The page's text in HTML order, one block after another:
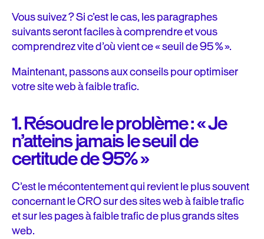
Vous suivez ? Si c’est le cas, les paragraphes
suivants seront faciles à comprendre et vous
comprendrez vite d’où vient ce « seuil de 95 % ».
Maintenant, passons aux conseils pour optimiser
votre site web à faible trafic.
1. Résoudre le problème : « Je
n’atteins jamais le seuil de
certitude de 95% »
C’est le mécontentement qui revient le plus souvent
concernant le CRO sur des sites web à faible trafic
et sur les pages à faible trafic de plus grands sites
web.